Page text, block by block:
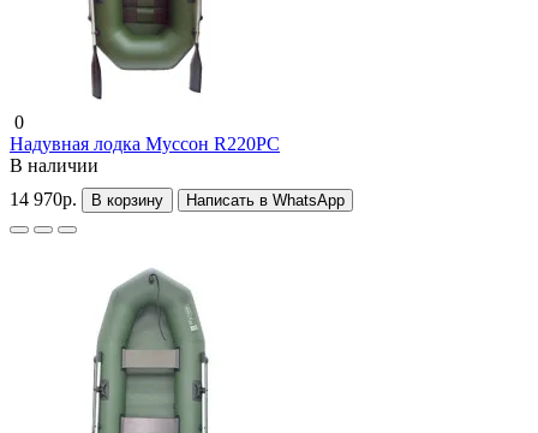
0
Надувная лодка Муссон R220РС
В наличии
14 970р.
В корзину Написать в WhatsApp